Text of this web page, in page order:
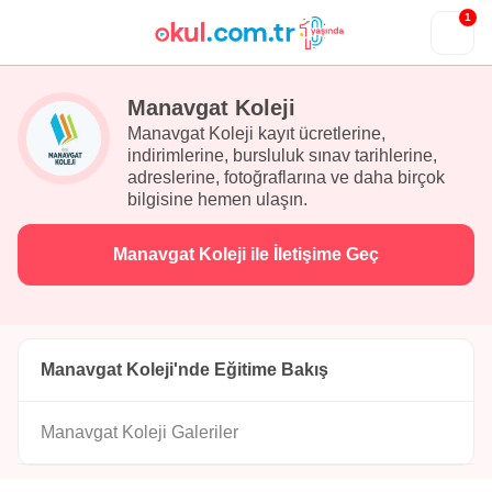
1
Manavgat Koleji
Manavgat Koleji kayıt ücretlerine,
indirimlerine, bursluluk sınav tarihlerine,
adreslerine, fotoğraflarına ve daha birçok
bilgisine hemen ulaşın.
Manavgat Koleji ile İletişime Geç
Manavgat Koleji'nde Eğitime Bakış
Manavgat Koleji Galeriler